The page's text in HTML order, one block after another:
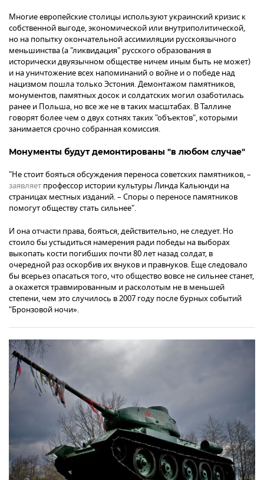
Многие европейские столицы используют украинский кризис к
собственной выгоде, экономической или внутриполитической,
но на попытку окончательной ассимиляции русскоязычного
меньшинства (а "ликвидация" русского образования в
исторически двуязычном обществе ничем иным быть не может)
и на уничтожение всех напоминаний о войне и о победе над
нацизмом пошла только Эстония. Демонтажом памятников,
монументов, памятных досок и солдатских могил озаботилась
ранее и Польша, но все же не в таких масштабах. В Таллине
говорят более чем о двух сотнях таких "объектов", которыми
занимается срочно собранная комиссия.
Монументы будут демонтированы "в любом случае"
"Не стоит бояться обсуждения переноса советских памятников, –
заявляет профессор истории культуры Линда Кальюнди на
страницах местных изданий. – Споры о переносе памятников
помогут обществу стать сильнее".
И она отчасти права, бояться, действительно, не следует. Но
стоило бы устыдиться намерения ради победы на выборах
выкопать кости погибших почти 80 лет назад солдат, в
очередной раз оскорбив их внуков и правнуков. Еще следовало
бы всерьез опасаться того, что общество вовсе не сильнее станет,
а окажется травмированным и расколотым не в меньшей
степени, чем это случилось в 2007 году после бурных событий
"Бронзовой ночи».